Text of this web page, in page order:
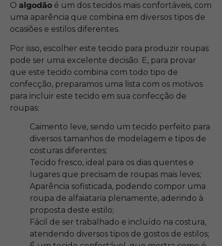
O algodão é um dos tecidos mais confortáveis, com
uma aparência que combina em diversos tipos de
ocasiões e estilos diferentes.
Por isso, escolher este tecido para produzir roupas
pode ser uma excelente decisão. E, para provar
que este tecido combina com todo tipo de
confecção, preparamos uma lista com os motivos
para incluir este tecido em sua confecção de
roupas:
Caimento leve, sendo um tecido perfeito para
diversos tamanhos de modelagem e tipos de
costuras diferentes;
Tecido fresco, ideal para os dias quentes e
lugares que precisam de roupas mais leves;
Aparência sofisticada, podendo compor uma
roupa de alfaiataria plenamente, aderindo à
proposta deste estilo;
Fácil de ser trabalhado e incluído na costura,
atendendo diversos tipos de gostos de estilos;